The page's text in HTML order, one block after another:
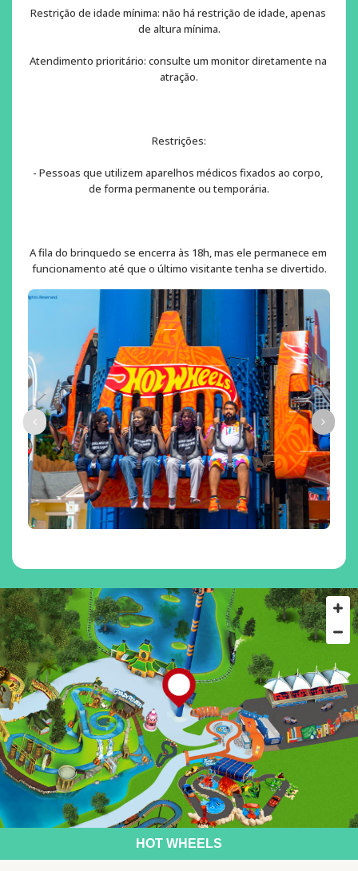
Restrição de idade mínima: não há restrição de idade, apenas
de altura mínima.
Atendimento prioritário: consulte um monitor diretamente na
atração.
Restrições:
- Pessoas que utilizem aparelhos médicos fixados ao corpo,
de forma permanente ou temporária.
A fila do brinquedo se encerra às 18h, mas ele permanece em
funcionamento até que o último visitante tenha se divertido.
HOT WHEELS